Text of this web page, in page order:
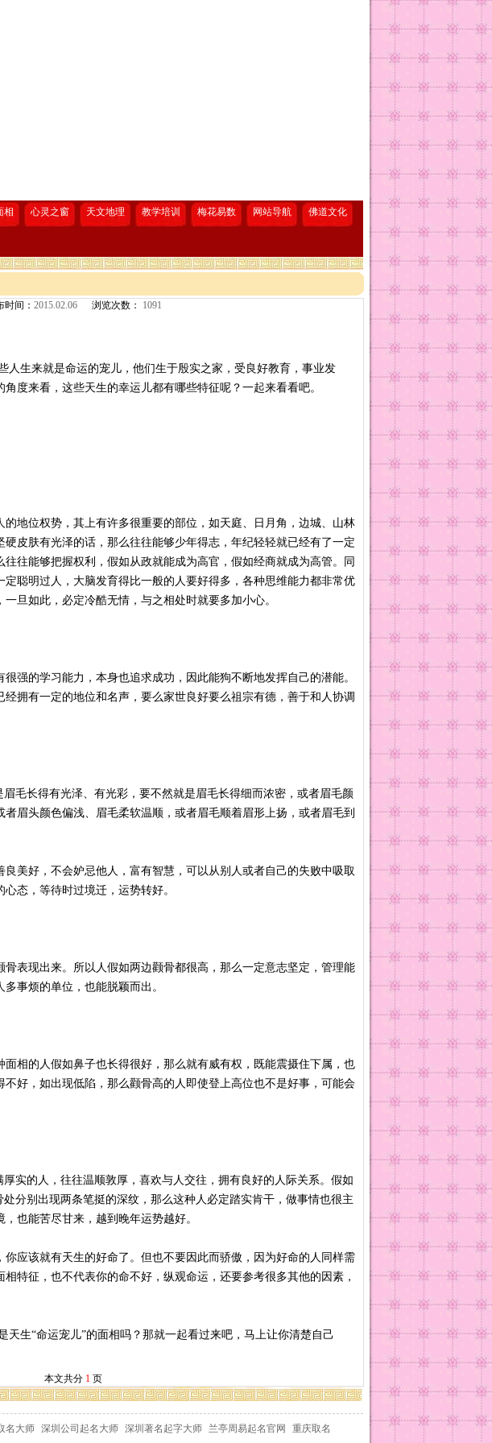
相 心灵之窗 天文地理 教学培训 梅花易数 网站导航 佛道文化
时间： 2015.02.06浏览次数： 1091
生来就是命运的宠儿，他们生于殷实之家，受良好教育，事业发
度来看，这些天生的幸运儿都有哪些特征呢？一起来看看吧。
位权势，其上有许多很重要的部位，如天庭、日月角，边城、山林
皮肤有光泽的话，那么往往能够少年得志，年纪轻轻就已经有了一定
往能够把握权利，假如从政就能成为高官，假如经商就成为高管。同
聪明过人，大脑发育得比一般的人要好得多，各种思维能力都非常优
旦如此，必定冷酷无情，与之相处时就要多加小心。
的学习能力，本身也追求成功，因此能狗不断地发挥自己的潜能。
拥有一定的地位和名声，要么家世良好要么祖宗有德，善于和人协调
长得有光泽、有光彩，要不然就是眉毛长得细而浓密，或者眉毛颜
眉头颜色偏浅、眉毛柔软温顺，或者眉毛顺着眉形上扬，或者眉毛到
好，不会妒忌他人，富有智慧，可以从别人或者自己的失败中吸取
态，等待时过境迁，运势转好。
现出来。所以人假如两边颧骨都很高，那么一定意志坚定，管理能
事烦的单位，也能脱颖而出。
的人假如鼻子也长得很好，那么就有威有权，既能震摄住下属，也
好，如出现低陷，那么颧骨高的人即使登上高位也不是好事，可能会
的人，往往温顺敦厚，喜欢与人交往，拥有良好的人际关系。假如
分别出现两条笔挺的深纹，那么这种人必定踏实肯干，做事情也很主
也能苦尽甘来，越到晚年运势越好。
该就有天生的好命了。但也不要因此而骄傲，因为好命的人同样需
特征，也不代表你的命不好，纵观命运，还要参考很多其他的因素，
“命运宠儿”的面相吗？那就一起看过来吧，马上让你清楚自己
本文共分 1 页
名大师 深圳公司起名大师 深圳著名起字大师 兰亭周易起名官网 重庆取名